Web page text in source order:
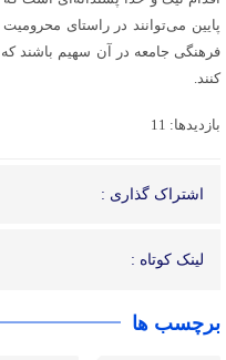
پایین می‌توانند در راستای
فرهنگی جامعه در آن سهیم باشند
کنند.
بازدیدها: 11
اشتراک گذاری :
لینک کوتاه :
برچسب ها